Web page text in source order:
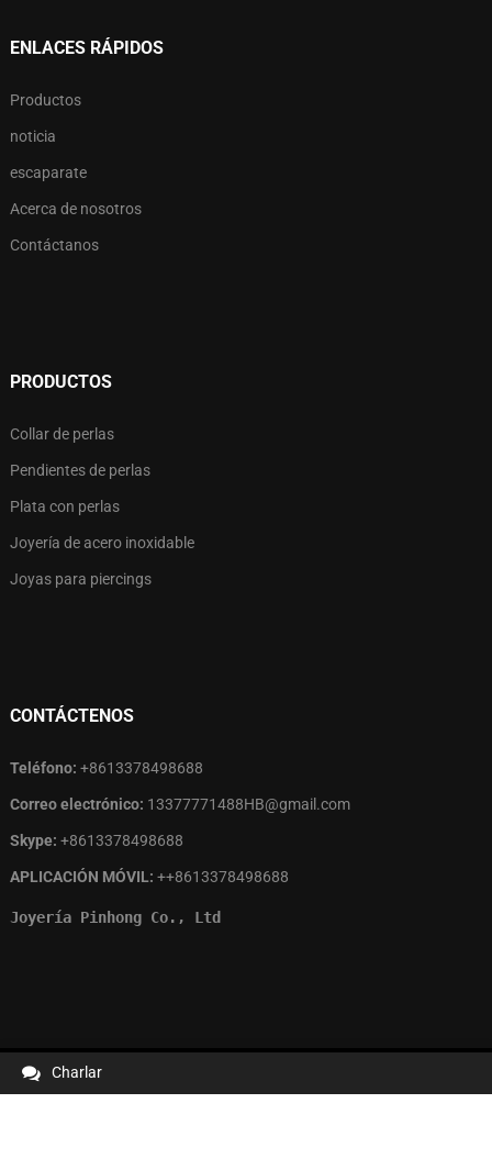
ENLACES RÁPIDOS
Productos
noticia
escaparate
Acerca de nosotros
Contáctanos
PRODUCTOS
Collar de perlas
Pendientes de perlas
Plata con perlas
Joyería de acero inoxidable
Joyas para piercings
CONTÁCTENOS
Teléfono: +8613378498688
Correo electrónico: 13377771488HB@gmail.com
Skype: +8613378498688
APLICACIÓN MÓVIL: ++8613378498688
Joyería Pinhong Co., Ltd
Derechos de autor © 2024
Charlar